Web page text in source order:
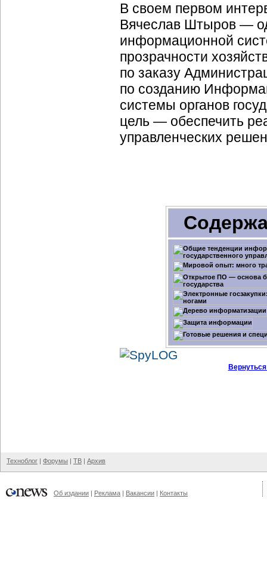
В своем первом
Вячеслав Штыров —
информационной
прозрачности
по заказу
по созданию
системы органов
цель — обеспечить
управленческих
Техноблог | Форумы | ТВ | Архив
Об издании | Реклама | Вакансии | Контакты